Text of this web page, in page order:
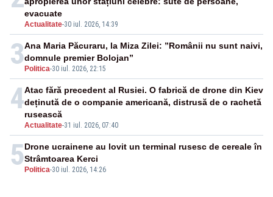
Actualitate-30 iul. 2026, 14:39
evacuate
3 Politica-30 iul. 2026, 22:15
Ana Maria Păcuraru, la Miza Zilei: ”Românii nu sunt naivi,
domnule premier Bolojan”
4
Actualitate-31 iul. 2026, 07:40
Atac fără precedent al Rusiei. O fabrică de drone din Kiev
deținută de o companie americană, distrusă de o rachetă
rusească
5 Politica-30 iul. 2026, 14:26
Drone ucrainene au lovit un terminal rusesc de cereale în
Strâmtoarea Kerci